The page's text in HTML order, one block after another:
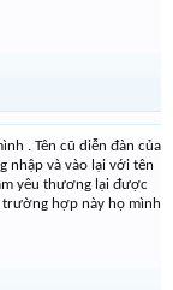
. Tên cũ diễn đàn của
nhập và vào lại với tên
yêu thương lại được
trường hợp này họ mình